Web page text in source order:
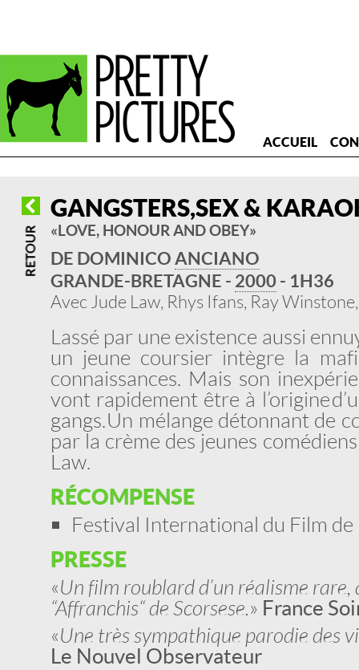
ACCUEIL
GANGSTERS,SEX &
« LOVE, HONOUR AND OBEY »
DE DOMINICOANCIANO
GRANDE-BRETAGNE - 2000- 1H36
Avec Jude Law, Rhys Ifans, Ray
Lassé par une existence aussi
un jeune coursier intègre la
connaissances. Mais son
vont rapidement être à l’origine
gangs. Un mélange détonnant de
par la crème des jeunes
Law.
RÉCOMPENSE
Festival International du Film
PRESSE
«Un film roublard d’un réalisme rare,
“Affranchis“ de Scorsese.» France
«Une très sympathique parodie des
Le Nouvel Observateur